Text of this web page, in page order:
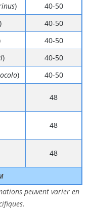
)
40-50
)
40-50
40-50
)
40-50
)
40-50
48
48
48
peuvent varier en